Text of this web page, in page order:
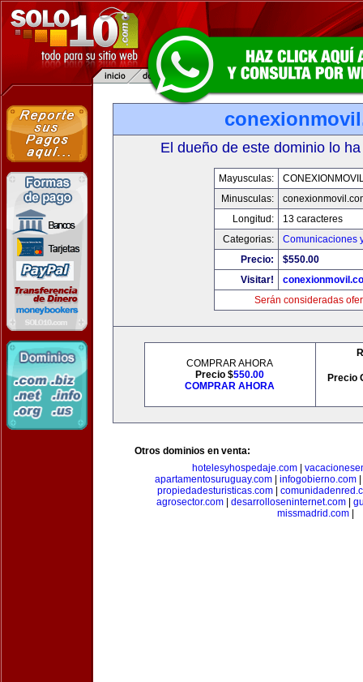
El dueño de este dominio lo
Mayusculas:
Minusculas:
Longitud:
13 caracteres
Categorias:
Comunicaciones
Precio:
$550.00
Visitar!
Serán consideradas
COMPRAR AHORA
Precio $550.00
COMPRAR AHORA
Precio
Otros dominios en venta:
hotelesyhospedaje.com
apartamentosuruguay.com
infogobierno.com
propiedadesturisticas.com|
agrosector.com
desarrolloseninternet.com
missmadrid.com|